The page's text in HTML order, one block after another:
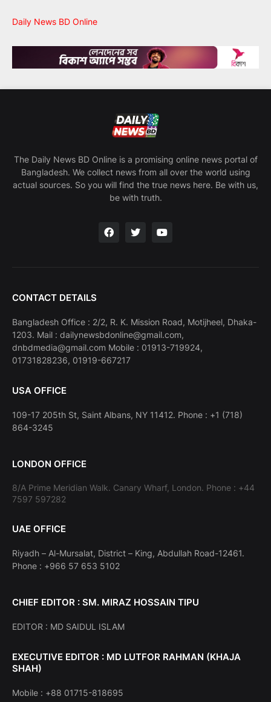
Daily News BD Online
The Daily News BD Online is a promising online news portal of
Bangladesh. We collect news from all over the world using
actual sources. So you will find the true news here. Be with us,
be with truth.
CONTACT DETAILS
Bangladesh Office : 2/2, R. K. Mission Road, Motijheel, Dhaka-
1203. Mail : dailynewsbdonline@gmail.com,
dnbdmedia@gmail.com Mobile : 01913-719924,
01731828236, 01919-667217
USA OFFICE
109-17 205th St, Saint Albans, NY 11412. Phone : +1 (718)
864-3245
LONDON OFFICE
8/A Prime Meridian Walk. Canary Wharf, London. Phone : +44
7597 597282
UAE OFFICE
Riyadh – Al-Mursalat, District – King, Abdullah Road-12461.
Phone : +966 57 653 5102
CHIEF EDITOR : SM. MIRAZ HOSSAIN TIPU
EDITOR : MD SAIDUL ISLAM
EXECUTIVE EDITOR : MD LUTFOR RAHMAN (KHAJA
SHAH)
Mobile : +88 01715-818695